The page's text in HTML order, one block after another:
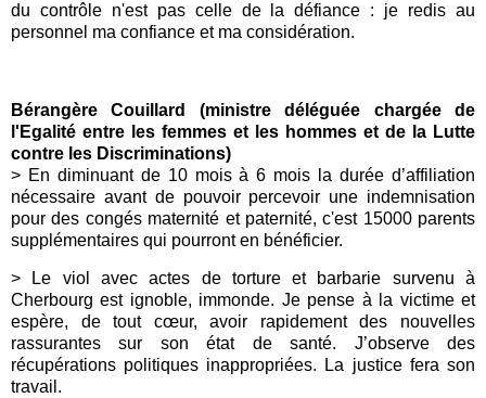
du contrôle n'est pas celle de la défiance : je redis au
personnel ma confiance et ma considération.
Bérangère Couillard (ministre déléguée chargée de
l'Egalité entre les femmes et les hommes et de la Lutte
contre les Discriminations)
> En diminuant de 10 mois à 6 mois la durée d’affiliation
nécessaire avant de pouvoir percevoir une indemnisation
pour des congés maternité et paternité, c'est 15000 parents
supplémentaires qui pourront en bénéficier.
> Le viol avec actes de torture et barbarie survenu à
Cherbourg est ignoble, immonde. Je pense à la victime et
espère, de tout cœur, avoir rapidement des nouvelles
rassurantes sur son état de santé. J’observe des
récupérations politiques inappropriées. La justice fera son
travail.